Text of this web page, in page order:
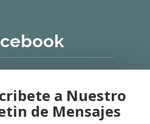
a Nuestro
de Mensajes